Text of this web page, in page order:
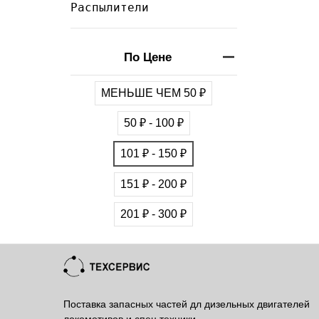
Распылители
По Цене
МЕНЬШЕ ЧЕМ 50 ₽
50 ₽ - 100 ₽
101 ₽ - 150 ₽
151 ₽ - 200 ₽
201 ₽ - 300 ₽
Поставка запасных частей дл дизельных двигателей